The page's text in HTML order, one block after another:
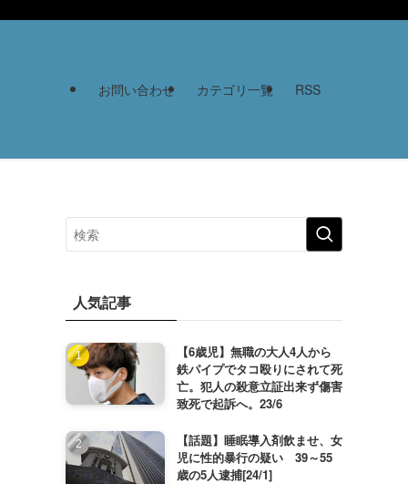
お問い合わせ カテゴリ一覧 RSS
人気記事
【6歳児】無職の大人4人から
鉄パイプでタコ殴りにされて死
亡。犯人の殺意立証出来ず傷害
致死で起訴へ。23/6
【話題】睡眠導入剤飲ませ、女
児に性的暴行の疑い 39～55
歳の5人逮捕[24/1]